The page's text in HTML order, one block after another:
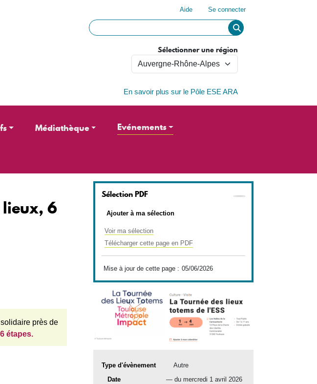
Aide Se connecter
Sélectionner une région
En savoir plus sur le Pôle ESE ARA
Médiathèque Evénements
lieux, 6
près de
étapes.
Sélection PDF
Ajouter à ma sélection
Voir ma sélection
Télécharger cette page en PDF
Mise à jour de cette page : 05/06/2026
Type d'évènement
Autre
Date
date(s)
du mercredi 1 avril 2026